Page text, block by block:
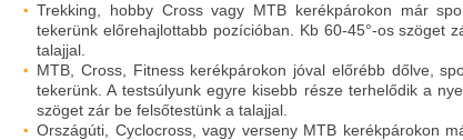
Trekking, hobby Cross vagy MTB kerékpárokon már
tekerünk előrehajlottabb pozícióban. Kb 60-45°-os szöget
talajjal.
MTB, Cross, Fitness kerékpárokon jóval előrébb dőlve,
tekerünk. A testsúlyunk egyre kisebb része terhelődik a
szöget zár be felsőtestünk a talajjal.
Országúti, Cyclocross, vagy verseny MTB kerékpárokon